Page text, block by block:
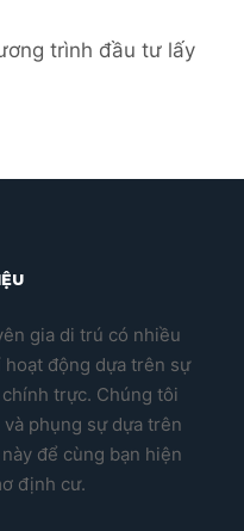
trình đầu tư lấy
gia di trú có nhiều
động dựa trên sự
trực. Chúng tôi
phụng sự dựa trên
để cùng bạn hiện
định cư.